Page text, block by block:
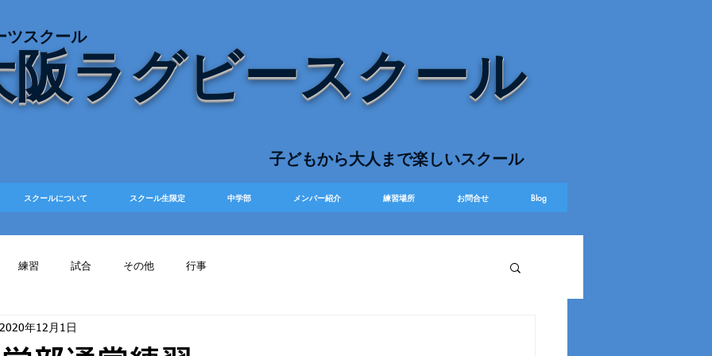
阪ラグビースクール
ツスクール
​子どもから大人まで楽しいスクール
スクールについて スクール生限定 中学部 メンバー紹介 練習場所 お問合せ Blog
練習 試合 その他 行事
2020年12月1日